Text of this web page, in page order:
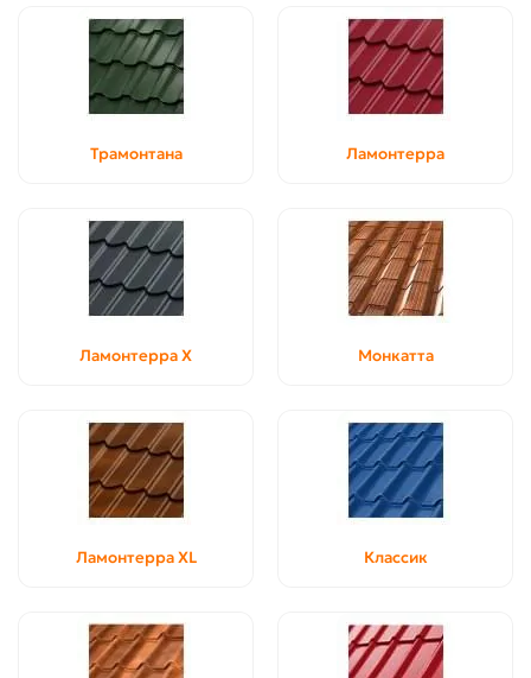
Трамонтана Ламонтерра
Ламонтерра X Монкатта
Ламонтерра XL Классик